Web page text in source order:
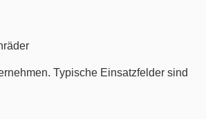
Typische Einsatzfelder sind